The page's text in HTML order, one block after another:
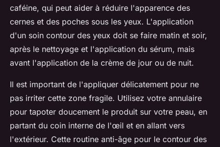
caféine, qui peut aider à réduire l'apparence des
cernes et des poches sous les yeux. L'application
d'un soin contour des yeux doit se faire matin et soir,
après le nettoyage et l'application du sérum, mais
avant l'application de la crème de jour ou de nuit.
Il est important de l'appliquer délicatement pour ne
pas irriter cette zone fragile. Utilisez votre annulaire
pour tapoter doucement le produit sur votre peau, en
partant du coin interne de l'œil et en allant vers
l'extérieur. Cette routine anti-âge pour le contour des